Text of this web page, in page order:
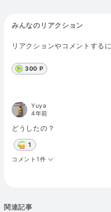
みんなのリアクション
リアクションやコメントする
300 P
Yuya
4年前
どうしたの？
1
コメント1件
関連記事